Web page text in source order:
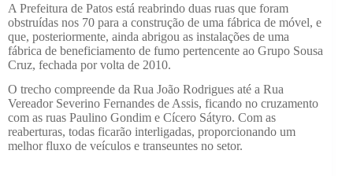
A Prefeitura de Patos está reabrindo duas ruas que foram
obstruídas nos 70 para a construção de uma fábrica de móvel, e
que, posteriormente, ainda abrigou as instalações de uma
fábrica de beneficiamento de fumo pertencente ao Grupo Sousa
Cruz, fechada por volta de 2010.
O trecho compreende da Rua João Rodrigues até a Rua
Vereador Severino Fernandes de Assis, ficando no cruzamento
com as ruas Paulino Gondim e Cícero Sátyro. Com as
reaberturas, todas ficarão interligadas, proporcionando um
melhor fluxo de veículos e transeuntes no setor.